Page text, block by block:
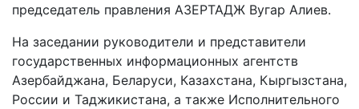
председатель правления АЗЕРТАДЖ Вугар Алиев.
На заседании руководители и представители
государственных информационных агентств
Азербайджана, Беларуси, Казахстана, Кыргызстана,
России и Таджикистана, а также Исполнительного